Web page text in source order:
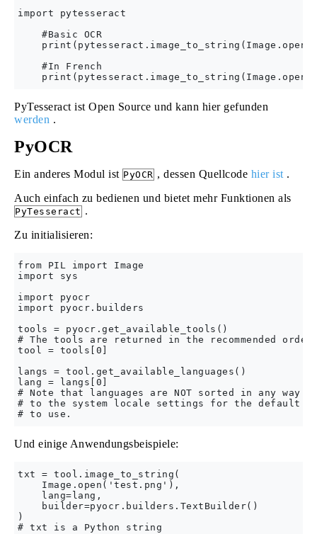
import pytesseract
    #Basic OCR
    #In French
PyTesseract ist Open Source und kann hier gefunden
werden .
PyOCR
Ein anderes Modul ist PyOCR , dessen Quellcode hier ist .
Auch einfach zu bedienen und bietet mehr Funktionen als
PyTesseract .
Zu initialisieren:
from PIL import Image
import sys
import pyocr
import pyocr.builders
tools = pyocr.get_available_tools()
# The tools are returned in the recommended order
tool = tools[0]
langs = tool.get_available_languages()
lang = langs[0]
# Note that languages are NOT sorted in any way.
# to the system locale settings for the default
Und einige Anwendungsbeispiele:
txt = tool.image_to_string(
    Image.open('test.png'),
    lang=lang,
    builder=pyocr.builders.TextBuilder()
)
# txt is a Python string